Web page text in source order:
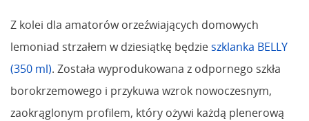
Z kolei dla amatorów orzeźwiających domowych
lemoniad strzałem w dziesiątkę będzieszklanka BELLY
(350 ml). Została wyprodukowana z odpornego szkła
borokrzemowego i przykuwa wzrok nowoczesnym,
zaokrąglonym profilem, który ożywi każdą plenerową